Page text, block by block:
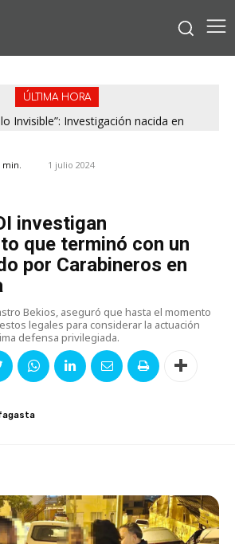
ÚLTIMA HORA
Invisible”: Investigación nacida en
min. 1 julio 2024
investigan
que terminó con un
por Carabineros en
Bekios, aseguró que hasta el momento
legales para considerar la actuación
defensa privilegiada.